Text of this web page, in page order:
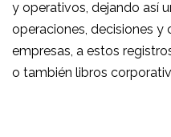
y operativos, dejando así
operaciones, decisiones y
empresas, a estos
o también libros